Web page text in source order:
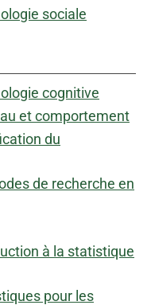
sociale
cognitive
et comportement
du
de recherche en
à la statistique
pour les